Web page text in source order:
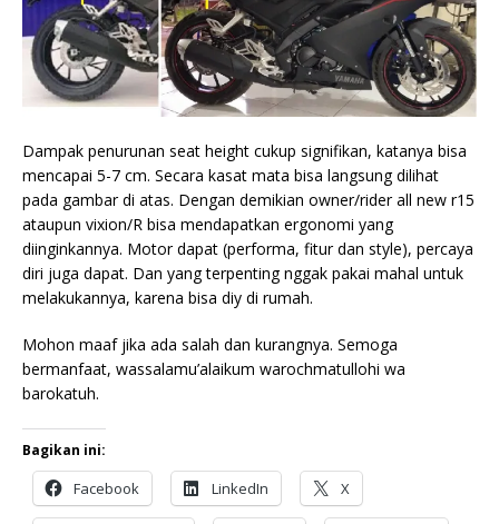
Dampak penurunan seat height cukup signifikan, katanya bisa
mencapai 5-7 cm. Secara kasat mata bisa langsung dilihat
pada gambar di atas. Dengan demikian owner/rider all new r15
ataupun vixion/R bisa mendapatkan ergonomi yang
diinginkannya. Motor dapat (performa, fitur dan style), percaya
diri juga dapat. Dan yang terpenting nggak pakai mahal untuk
melakukannya, karena bisa diy di rumah.
Mohon maaf jika ada salah dan kurangnya. Semoga
bermanfaat, wassalamu’alaikum warochmatullohi wa
barokatuh.
Bagikan ini:
Facebook LinkedIn X